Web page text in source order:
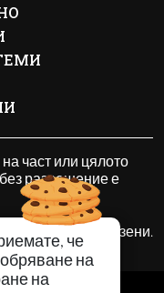
че
на
на
част или цялото
разрешение е
права запазени.